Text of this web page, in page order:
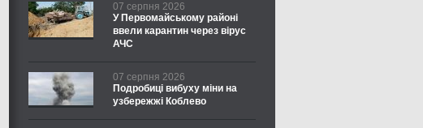
07 серпня 2026
У Первомайському районі
ввели карантин через вірус
АЧС
07 серпня 2026
Подробиці вибуху міни на
узбережжі Коблево